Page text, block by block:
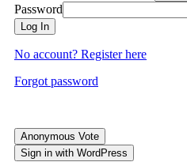
Password
Log In
No account? Register here
Forgot password
Anonymous Vote
Sign in with WordPress